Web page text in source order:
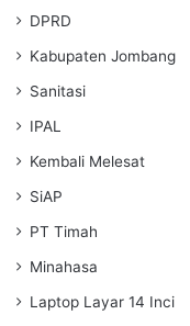
DPRD
Kabupaten Jombang
Sanitasi
IPAL
Kembali Melesat
SiAP
PT Timah
Minahasa
Laptop Layar 14 Inci